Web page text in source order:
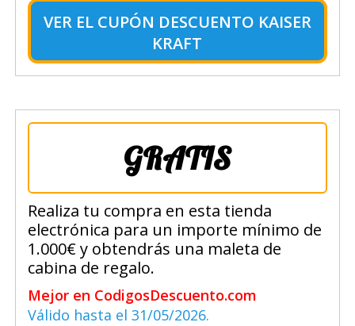
VER EL CUPÓN DESCUENTO KAISER
KRAFT
GRATIS
Realiza tu compra en esta tienda
electrónica para un importe mínimo de
1.000€ y obtendrás una maleta de
cabina de regalo.
Mejor en CodigosDescuento.com
Válido hasta el 31/05/2026.